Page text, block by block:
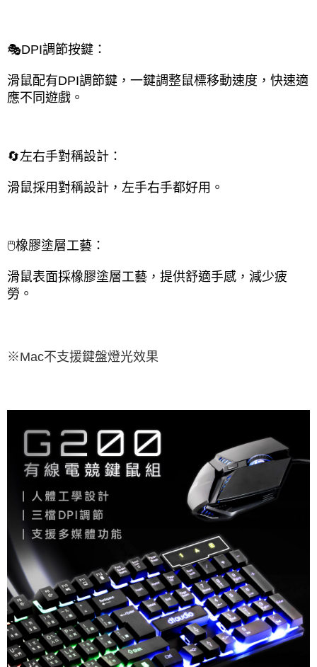
🎭DPI調節按鍵：
滑鼠配有DPI調節鍵，一鍵調整鼠標移動速度，快速適
應不同遊戲。
🔄左右手對稱設計：
滑鼠採用對稱設計，左手右手都好用。
🖱️橡膠塗層工藝：
滑鼠表面採橡膠塗層工藝，提供舒適手感，減少疲
勞。
※Mac不支援鍵盤燈光效果